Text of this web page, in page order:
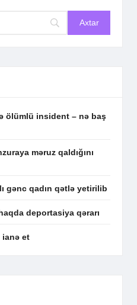
ölümlü insident – nə baş
məruz qaldığını
gənc qadın qətlə yetirilib
deportasiya qərarı
ianə et